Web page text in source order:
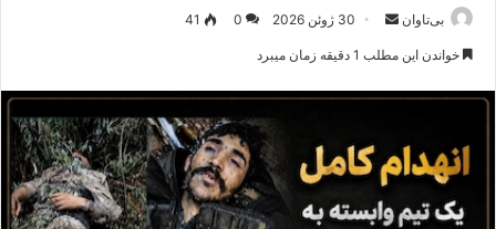
بی‌تاوان
ر
ا
ی
م
30 ژوئن 2026 0
41
خواندن این مطلب 1 دقیقه زمان میبرد